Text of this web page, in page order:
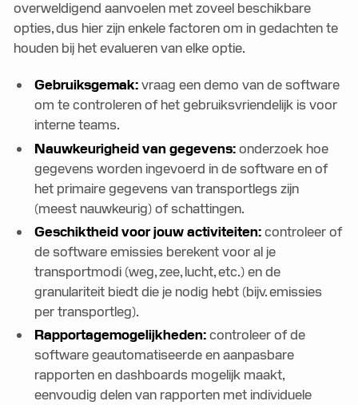
overweldigend aanvoelen met zoveel beschikbare
opties, dus hier zijn enkele factoren om in gedachten te
houden bij het evalueren van elke optie.
Gebruiksgemak:vraag een demo van de software
om te controleren of het gebruiksvriendelijk is voor
interne teams.
Nauwkeurigheid van gegevens:onderzoek hoe
gegevens worden ingevoerd in de software en of
het primaire gegevens van transportlegs zijn
(meest nauwkeurig) of schattingen.
Geschiktheid voor jouw activiteiten:controleer of
de software emissies berekent voor al je
transportmodi (weg, zee, lucht, etc.) en de
granulariteit biedt die je nodig hebt (bijv. emissies
per transportleg).
Rapportagemogelijkheden:controleer of de
software geautomatiseerde en aanpasbare
rapporten en dashboards mogelijk maakt,
eenvoudig delen van rapporten met individuele